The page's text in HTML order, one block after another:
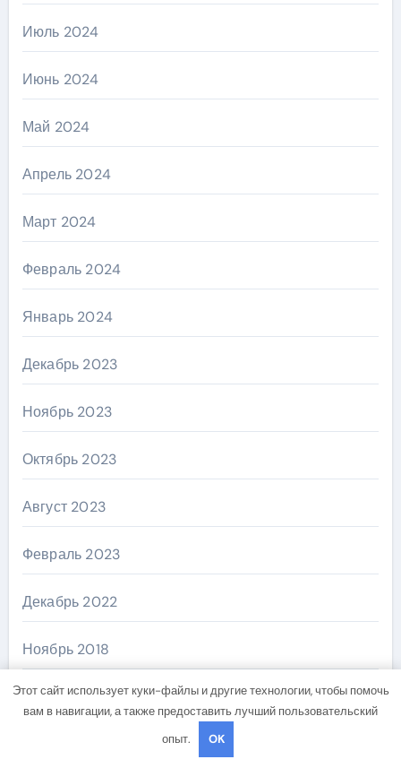
Июль 2024
Июнь 2024
Май 2024
Апрель 2024
Март 2024
Февраль 2024
Январь 2024
Декабрь 2023
Ноябрь 2023
Октябрь 2023
Август 2023
Февраль 2023
Декабрь 2022
Ноябрь 2018
Октябрь 2018
Этот сайт использует куки-файлы и другие технологии, чтобы помочь
вам в навигации, а также предоставить лучший пользовательский
опыт.
OK